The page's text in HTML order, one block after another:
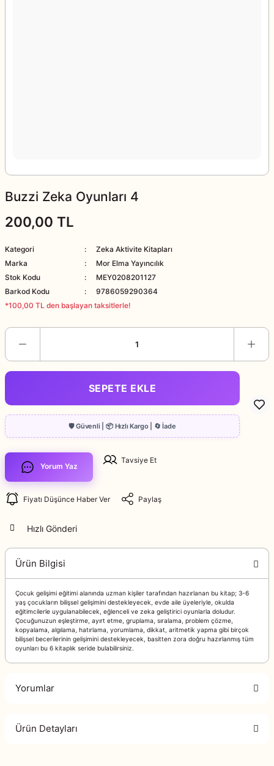
Buzzi Zeka Oyunları 4
200,00 TL
Kategori
Zeka Aktivite Kitapları
Marka
Mor Elma Yayıncılık
Stok Kodu
MEY0208201127
Barkod Kodu
9786059290364
*100,00 TL den başlayan taksitlerle!
SEPETE EKLE
Yorum Yaz
Tavsiye Et
Fiyatı Düşünce Haber Ver Paylaş
Hızlı Gönderi
Ürün Bilgisi
Çocuk gelişimi eğitimi alanında uzman kişiler tarafından hazırlanan bu kitap; 3-6
yaş çocukların bilişsel gelişimini destekleyecek, evde aile üyeleriyle, okulda
eğitimcilerle uygulanabilecek, eğlenceli ve zeka geliştirici oyunlarla doludur.
Çocuğunuzun eşleştirme, ayırt etme, gruplama, sıralama, problem çözme,
kopyalama, algılama, hatırlama, yorumlama, dikkat, aritmetik yapma gibi birçok
bilişsel becerilerinin gelişimini destekleyecek, basitten zora doğru hazırlanmış tüm
oyunları bu 6 kitaplık seride bulabilirsiniz.
Yorumlar
Ürün Detayları